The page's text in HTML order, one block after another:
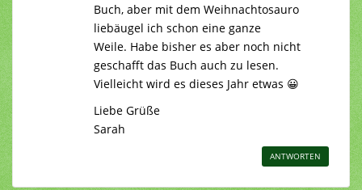
Buch, aber mit dem Weihnachtosauro
liebäugel ich schon eine ganze
Weile. Habe bisher es aber noch nicht
geschafft das Buch auch zu lesen.
Vielleicht wird es dieses Jahr etwas 😀
Liebe Grüße
Sarah
ANTWORTEN